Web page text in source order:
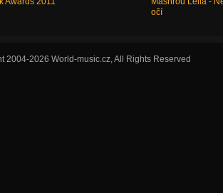
očí
2004-2026 World-music.cz, All Rights Reserved